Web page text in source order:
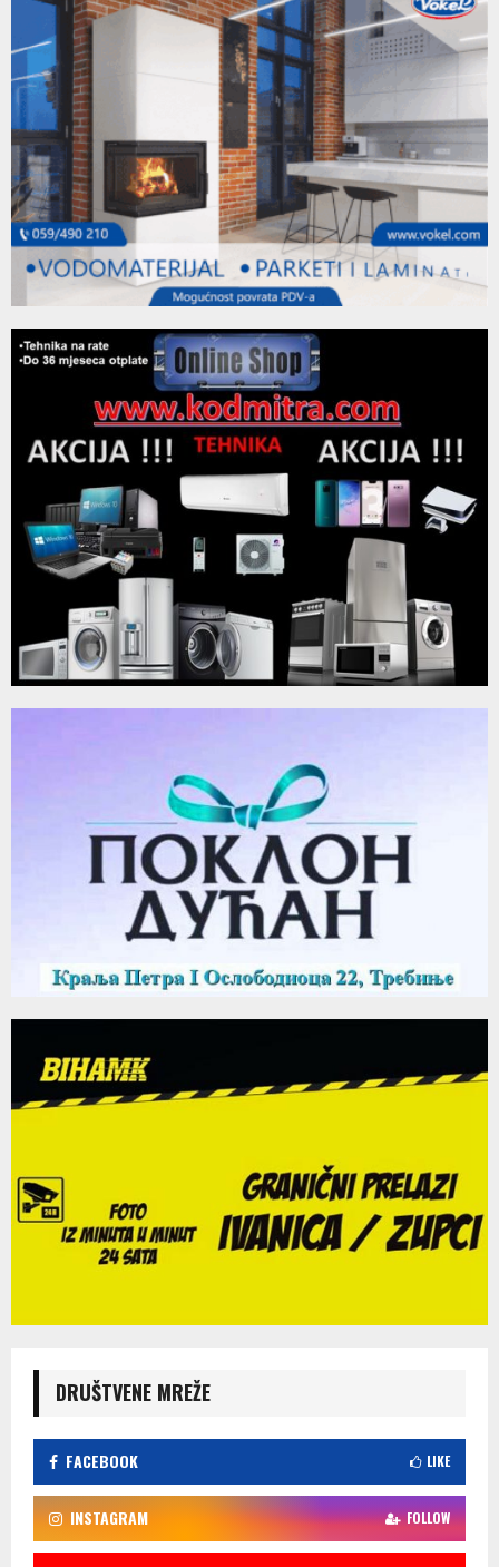
DRUŠTVENE MREŽE
FACEBOOK LIKE
INSTAGRAM FOLLOW